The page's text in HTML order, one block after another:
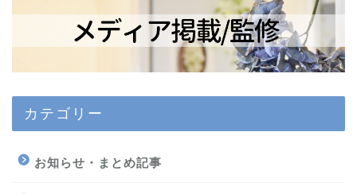
カテゴリー
お知らせ・まとめ記事